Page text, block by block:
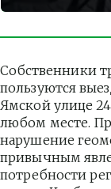
Собственники
пользуются
Ямской улице 24
любом месте.
нарушение
привычным
потребности